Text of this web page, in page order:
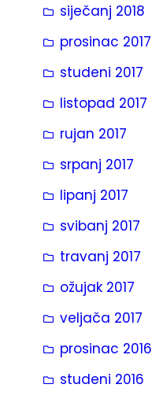
siječanj 2018
prosinac 2017
studeni 2017
listopad 2017
rujan 2017
srpanj 2017
lipanj 2017
svibanj 2017
travanj 2017
ožujak 2017
veljača 2017
prosinac 2016
studeni 2016